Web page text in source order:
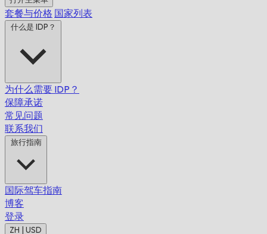
套餐与价格 国家列表
什么是 IDP？
为什么需要 IDP？
保障承诺
常见问题
联系我们
旅行指南
国际驾车指南
博客
登录
ZH | USD